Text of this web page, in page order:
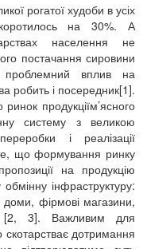
рогатої худоби в усіх
на 30%. А
населення не
постачання сировини
проблемний вплив на
робить і посередник[1].
продукціїм’ясного
систему з великою
і реалізації
те, що формування ринку
на продукцію
інфраструктуру:
доми, фірмові магазини,
[2, 3]. Важливим для
скотарстває дотримання